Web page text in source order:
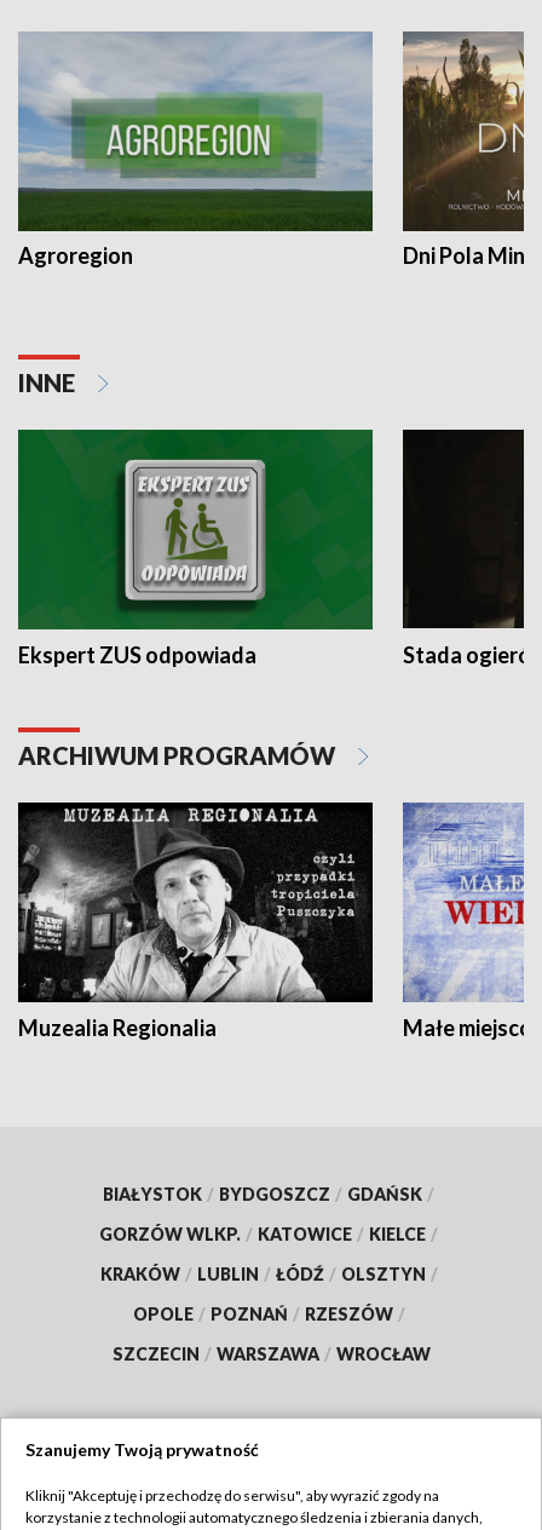
Agroregion Dni Pola
INNE
Ekspert ZUS odpowiada Stada
ARCHIWUM PROGRAMÓW
Muzealia Regionalia Małe
BIAŁYSTOK / BYDGOSZCZ / GDAŃSK /
GORZÓW WLKP. / KATOWICE / KIELCE /
KRAKÓW / LUBLIN / ŁÓDŹ / OLSZTYN /
OPOLE / POZNAŃ / RZESZÓW /
SZCZECIN / WARSZAWA / WROCŁAW
TVP
Szanujemy Twoją prywatność
Kliknij "Akceptuję i przechodzę do serwisu", aby wyrazić zgody na
korzystanie z technologii automatycznego śledzenia i zbierania danych,